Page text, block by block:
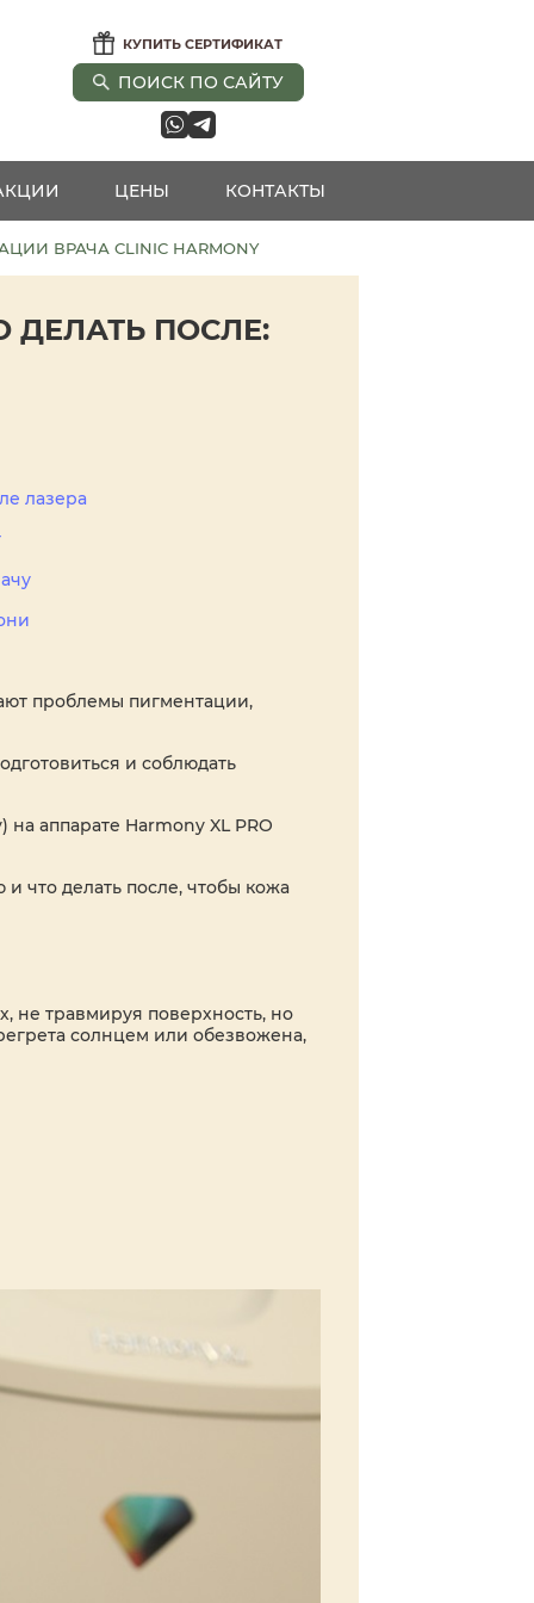
КУПИТЬ СЕРТИФИКАТ
ПОИСК ПО САЙТУ
ЦЕНЫ КОНТАКТЫ
ВРАЧА CLINIC HARMONY
ДЕЛАТЬ ПОСЛЕ:
лазера
проблемы пигментации,
и соблюдать
аппарате Harmony XL PRO
что делать после, чтобы кожа
не травмируя поверхность, но
солнцем или обезвожена,